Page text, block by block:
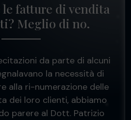
fatture di vendita
Meglio di no.
da parte di alcuni
la necessità di
alla ri-numerazione delle
dei loro clienti, abbiamo
parere al Dott. Patrizio